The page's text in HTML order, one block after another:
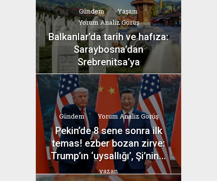
Gündem
Yaşam
Yorum Analiz Görüş
Balkanlar’da tarih ve hafıza:
Saraybosna’dan
Srebrenitsa’ya
yazan
Bahri Ak
Gündem Yorum Analiz Görüş
Pekin’de 8 sene sonra ilk
temas! ezber bozan zirve:
Trump’ın ‘uysallığı’, Şi’nin...
yazan
Bahri Ak